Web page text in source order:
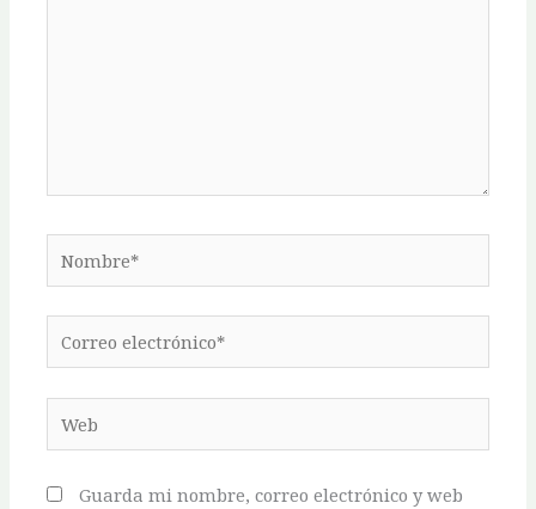
electrónico*
Guarda mi nombre, correo electrónico y web